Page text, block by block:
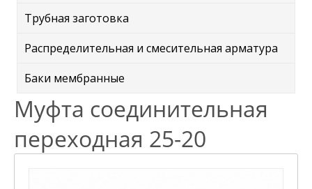
Трубная заготовка
Распределительная и смесительная арматура
Баки мембранные
Муфта соединительная
переходная 25-20